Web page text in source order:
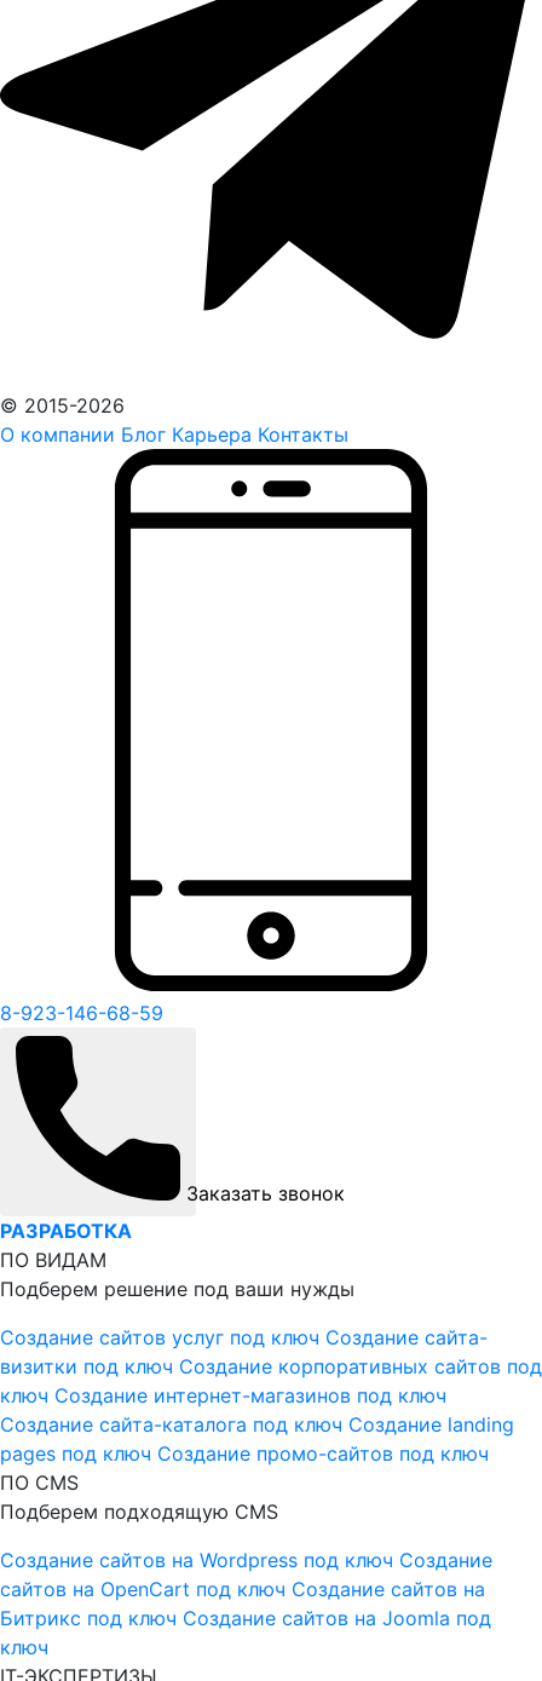
© 2015-2026
О компании Блог Карьера Контакты
8-923-146-68-59
Заказать звонок
РАЗРАБОТКА
ПО ВИДАМ
Подберем решение под ваши нужды
Создание сайтов услуг под ключ Создание сайта-
визитки под ключ Создание корпоративных сайтов под
ключ Создание интернет-магазинов под ключ
Создание сайта-каталога под ключ Создание landing
pages под ключ Создание промо-сайтов под ключ
ПО CMS
Подберем подходящую CMS
Создание сайтов на Wordpress под ключ Создание
сайтов на OpenCart под ключ Создание сайтов на
Битрикс под ключ Создание сайтов на Joomla под
ключ
IT-ЭКСПЕРТИЗЫ